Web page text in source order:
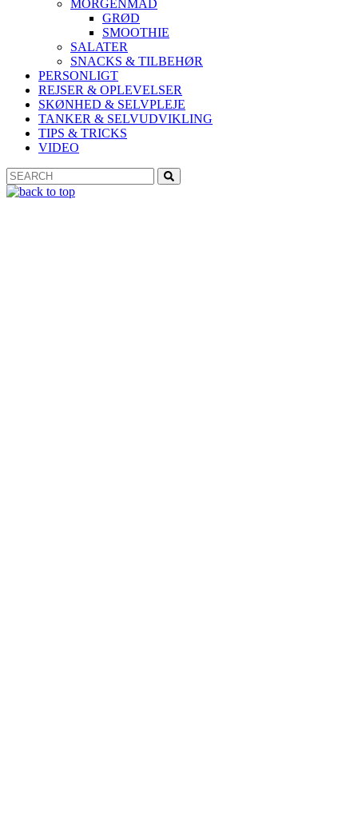
MORGENMAD
GRØD
SMOOTHIE
SALATER
SNACKS & TILBEHØR
PERSONLIGT
REJSER & OPLEVELSER
SKØNHED & SELVPLEJE
TANKER & SELVUDVIKLING
TIPS & TRICKS
VIDEO
Search
for: